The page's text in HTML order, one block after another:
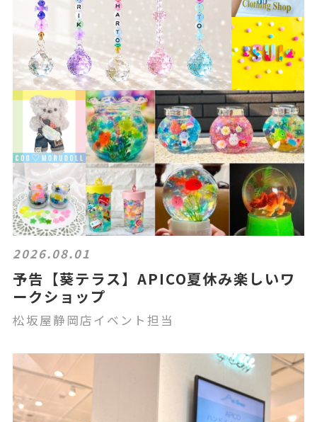
2026.08.01
予告【葵テラス】APICO夏休み楽しいワ
ークショップ
松坂屋静岡店イベント担当